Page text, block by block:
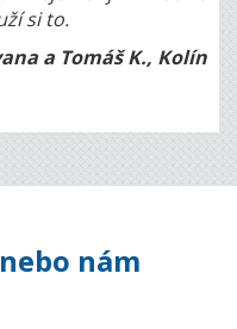
si to.
a Tomáš K., Kolín
nám